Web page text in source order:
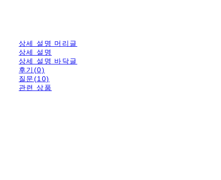
상세 설명 머리글
상세 설명
상세 설명 바닥글
후기(0)
질문(10)
관련 상품